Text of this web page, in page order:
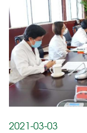
2021-03-03